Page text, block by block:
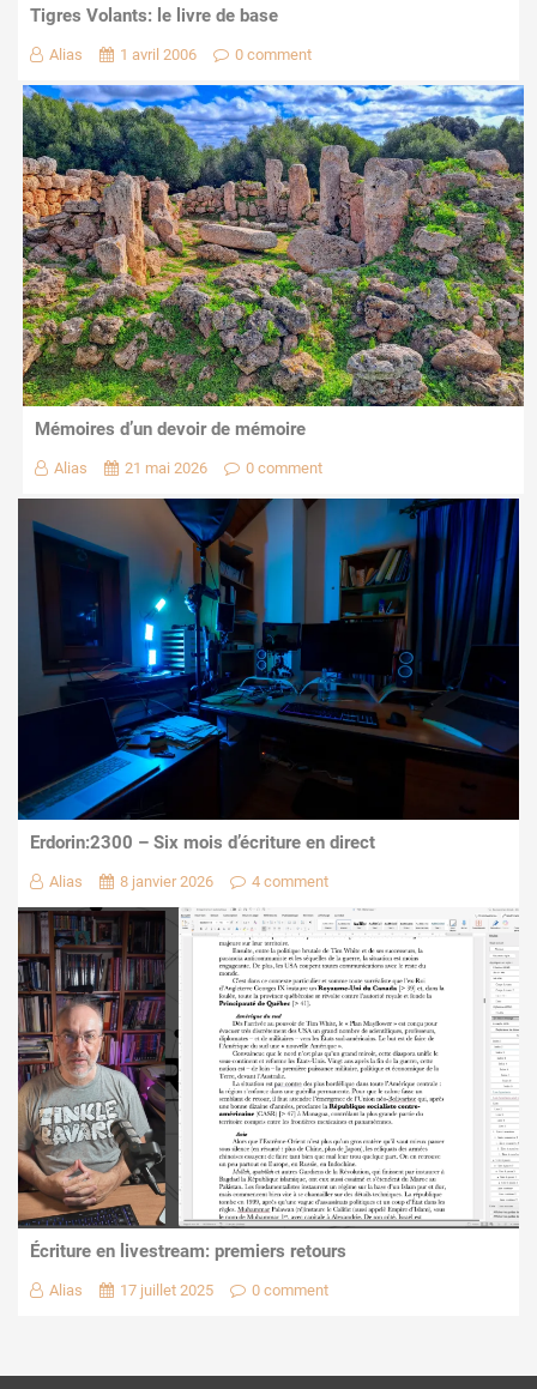
Tigres Volants: le livre de base
Alias 1 avril 2006 0 comment
Mémoires d’un devoir de mémoire
Alias 21 mai 2026 0 comment
Erdorin:2300 – Six mois d’écriture en direct
Alias 8 janvier 2026 4 comment
Écriture en livestream: premiers retours
Alias 17 juillet 2025 0 comment